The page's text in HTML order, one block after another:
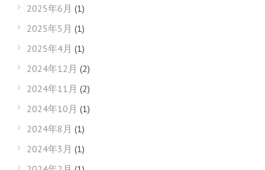
2025年6月 (1)
2025年5月 (1)
2025年4月 (1)
2024年12月 (2)
2024年11月 (2)
2024年10月 (1)
2024年8月 (1)
2024年3月 (1)